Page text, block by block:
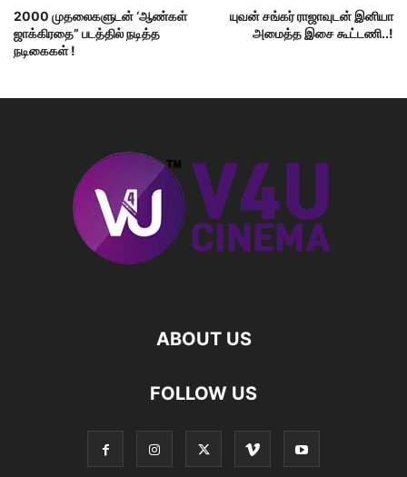
2000 முதலைகளுடன் ‘ஆண்கள்
ஜாக்கிரதை” படத்தில் நடித்த
நடிகைகள் !
யுவன் சங்கர் ராஜாவுடன் இனியா
அமைத்த இசை கூட்டணி..!
ABOUT US
FOLLOW US